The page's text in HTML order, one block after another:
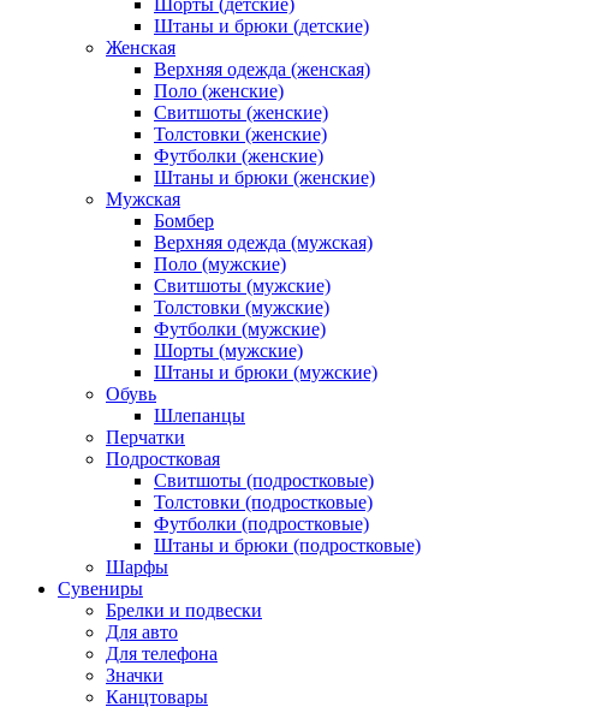
Штаны и брюки (детские)
Женская
Верхняя одежда (женская)
Поло (женские)
Свитшоты (женские)
Толстовки (женские)
Футболки (женские)
Штаны и брюки (женские)
Мужская
Бомбер
Верхняя одежда (мужская)
Поло (мужские)
Свитшоты (мужские)
Толстовки (мужские)
Футболки (мужские)
Шорты (мужские)
Штаны и брюки (мужские)
Обувь
Шлепанцы
Перчатки
Подростковая
Свитшоты (подростковые)
Толстовки (подростковые)
Футболки (подростковые)
Штаны и брюки (подростковые)
Шарфы
Сувениры
Брелки и подвески
Для авто
Для телефона
Значки
Канцтовары